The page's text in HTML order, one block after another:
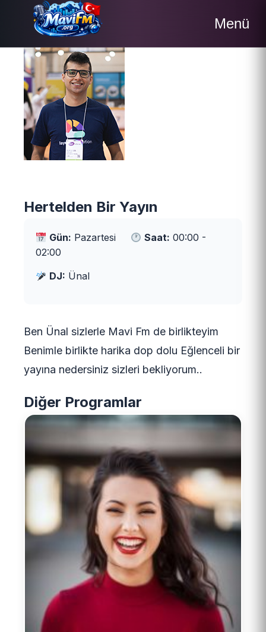
Menü
Hertelden Bir Yayın
Gün: Pazartesi Saat: 00:00 -
02:00
DJ: Ünal
Ben Ünal sizlerle Mavi Fm de birlikteyim
Benimle birlikte harika dop dolu Eğlenceli bir
yayına nedersiniz sizleri bekliyorum..
Diğer Programlar